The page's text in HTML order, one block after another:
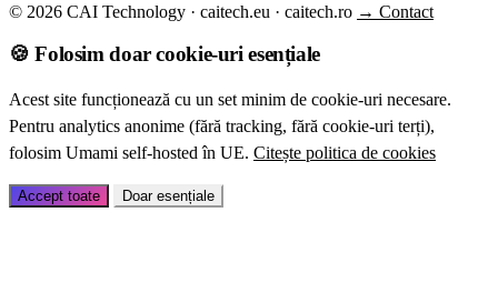
© 2026 CAI Technology · caitech.eu · caitech.ro → Contact
🍪 Folosim doar cookie-uri esențiale
Acest site funcționează cu un set minim de cookie-uri necesare.
Pentru analytics anonime (fără tracking, fără cookie-uri terți),
folosim Umami self-hosted în UE. Citește politica de cookies
Accept toate Doar esențiale